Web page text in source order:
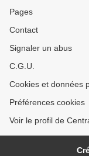
Pages
Contact
Signaler un abus
C.G.U.
Cookies et données
Préférences cookies
Voir le profil de